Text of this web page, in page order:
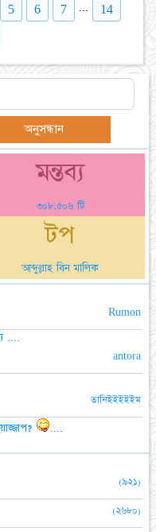
5 6 7 ...
14
মন্তব্য
৩০৮,৫০৬ টি
টপ
আব্দুল্লাহ বিন মালিক
Rumon
....
antora
তানিইইইইইম
....
(৯২১)
(২৬৮০)